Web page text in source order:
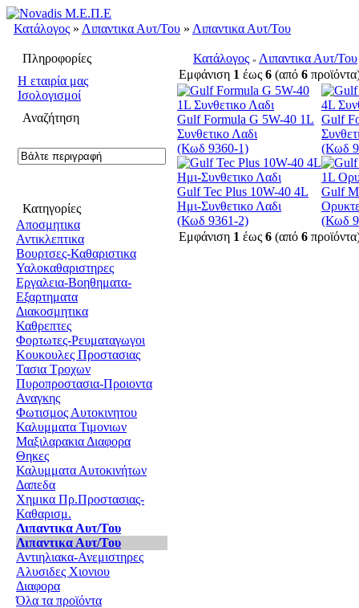
Κατάλογος » Λιπαντικα Αυτ/Του » Λιπαντικα Αυτ/Του
Πληροφορίες
H εταιρία μας
Ισολογισμοί
Αναζήτηση
Κατηγορίες
Αποσμητικα
Αντικλεπτικα
Βουρτσες-Καθαριστικα
Υαλοκαθαριστηρες
Εργαλεια-Βοηθηματα-
Εξαρτηματα
Διακοσμητικα
Καθρεπτες
Φορτωτες-Ρευματαγωγοι
Κουκουλες Προστασιας
Τασια Τροχων
Πυροπροστασια-Προιοντα
Αναγκης
Φωτισμος Αυτοκινητου
Καλυμματα Τιμονιων
Μαξιλαρακια Διαφορα
Θηκες
Καλυμματα Αυτοκινήτων
Δαπεδα
Χημικα Πρ.Προστασιας-
Καθαρισμ.
Λιπαντικα Αυτ/Του
Λιπαντικα Αυτ/Του
Αντιηλιακα-Ανεμιστηρες
Αλυσιδες Χιονιου
Διαφορα
Όλα τα προϊόντα
Κατάλογος » Λιπαντικα Αυτ/Του
Εμφάνιση 1 έως 6 (από 6
Gulf Formula G 5W-40 1L
Συνθετικο Λαδι
(Κωδ 9360-1)
Gulf
(Κωδ
Gulf Tec Plus 10W-40 4L
Ημι-Συνθετικο Λαδι
(Κωδ 9361-2)
Gulf
(Κωδ
Εμφάνιση 1 έως 6 (από 6